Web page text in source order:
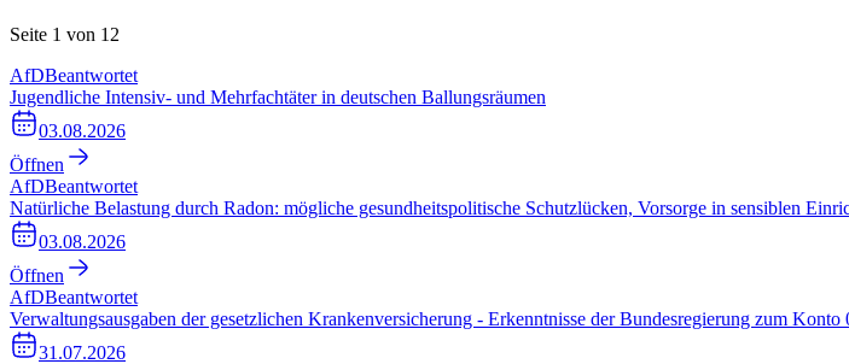
Seite 1 von 12
AfDBeantwortet
Jugendliche Intensiv- und Mehrfachtäter in deutschen Ballungsräumen
03.08.2026
Öffnen
AfDBeantwortet
Natürliche Belastung durch Radon: mögliche gesundheitspolitische Schutzlücken, Vorsorge in sensiblen
03.08.2026
Öffnen
AfDBeantwortet
Verwaltungsausgaben der gesetzlichen Krankenversicherung - Erkenntnisse der Bundesregierung zum
31.07.2026